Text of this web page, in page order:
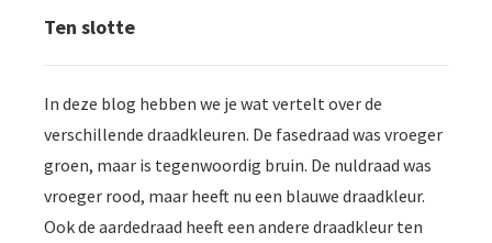
Ten slotte
In deze blog hebben we je wat vertelt over de
verschillende draadkleuren. De fasedraad was vroeger
groen, maar is tegenwoordig bruin. De nuldraad was
vroeger rood, maar heeft nu een blauwe draadkleur.
Ook de aardedraad heeft een andere draadkleur ten